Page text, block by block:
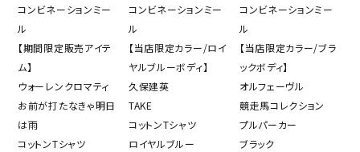
コンビネーションミー
ル
【期間限定販売アイテ
ム】
ウォーレンクロマティ
お前が打たなきゃ明日
は雨
コットンTシャツ
コンビネーションミー
ル
【当店限定カラー/ロイ
ヤルブルーボディ】
久保建英
TAKE
コットンTシャツ
ロイヤルブルー
コンビネーションミー
ル
【当店限定カラー/ブラ
ックボディ】
オルフェーヴル
競走馬コレクション
プルパーカー
ブラック